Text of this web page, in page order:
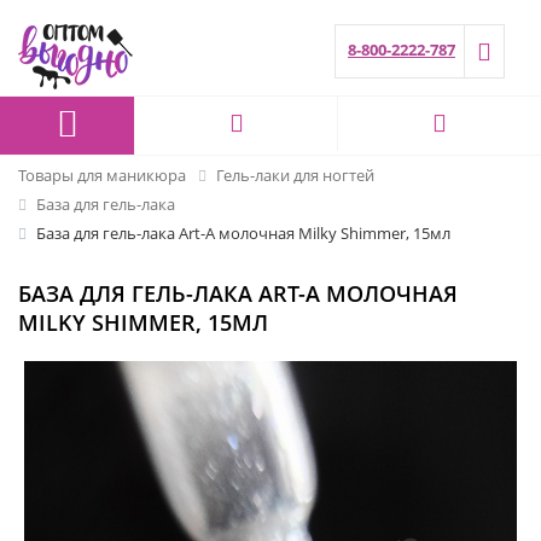
8-800-2222-787
Товары для маникюра
Гель-лаки для ногтей
База для гель-лака
База для гель-лака Art-A молочная Milky Shimmer, 15мл
БАЗА ДЛЯ ГЕЛЬ-ЛАКА ART-A МОЛОЧНАЯ
MILKY SHIMMER, 15МЛ